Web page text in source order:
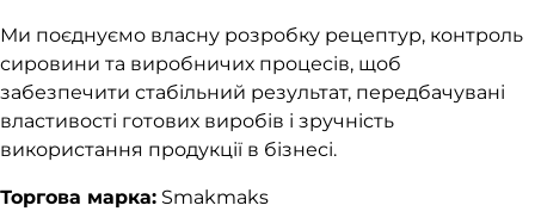
Ми поєднуємо власну розробку рецептур, контроль
сировини та виробничих процесів, щоб
забезпечити стабільний результат, передбачувані
властивості готових виробів і зручність
використання продукції в бізнесі.
Торгова марка: Smakmaks